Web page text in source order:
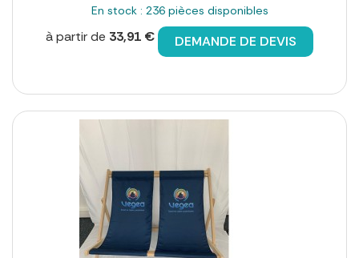
En stock : 236 pièces disponibles
à partir de 33,91 € DEMANDE DE DEVIS